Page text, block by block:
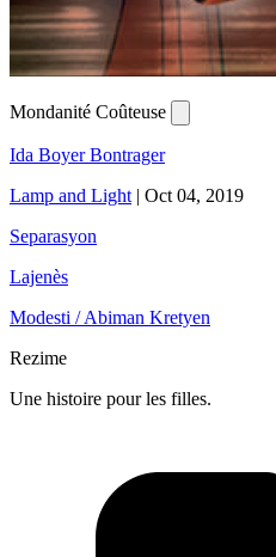
Mondanité Coûteuse
Ida Boyer Bontrager
Lamp and Light | Oct 04, 2019
Separasyon
Lajenès
Modesti / Abiman Kretyen
Rezime
Une histoire pour les filles.